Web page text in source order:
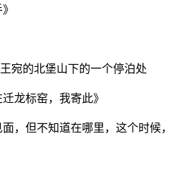
宛的北堡山下的一个停泊处
龙标窑，我寄此》
，但不知道在哪里，这个时候，